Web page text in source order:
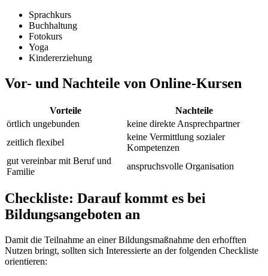
Sprachkurs
Buchhaltung
Fotokurs
Yoga
Kindererziehung
Vor- und Nachteile von Online-Kursen
Vorteile
Nachteile
örtlich ungebunden
keine direkte Ansprechpartner
zeitlich flexibel
keine Vermittlung sozialer
Kompetenzen
gut vereinbar mit Beruf und
Familie
anspruchsvolle Organisation
Checkliste: Darauf kommt es bei
Bildungsangeboten an
Damit die Teilnahme an einer Bildungsmaßnahme den erhofften
Nutzen bringt, sollten sich Interessierte an der folgenden Checkliste
orientieren: